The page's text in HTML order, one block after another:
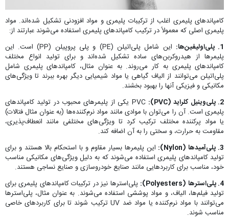
کامپاند‌های پلیمری اغلب از ترکیبات پلیمری و مواد افزودنی تشکیل شده‌اند. مواد
پلیمری اصلی که معمولاً در ترکیب کامپاند‌های پلیمری استفاده می‌شوند عبارتند از:
1. پلی‌اولیفین‌ها:
این شامل پلی‌اتیلن (PE) و پلی پروپیلن (PP) است. این
پلیمرها از هیدروکربن‌های ساده تشکیل شده‌اند و برای تولید انواع مختلف
کامپاند‌های پلیمری به کار می‌روند. به عنوان مثال، کامپاندهای پلیمری شامل
پلی‌اتیلن می‌توانند از الیاف گیاهی یا مواد شیمیایی دیگر بهره ببرند تا ویژگی‌های
مکانیکی و فیزیکی آنها را بهبود بخشند.
2. پلی‌وینیل کلراید (PVC):
PVC یکی از پلیمرهای محبوب در تولید کامپاند‌های
پلیمری است. آن را می‌توان با موادی مانند مواد نرم‌کننده‌ها (به عنوان مثال فتالات)
یا مواد پرکننده مختلف ترکیب کرد تا ویژگی‌های مختلفی مانند انعطاف‌پذیری،
مقاومت به حرارت، و سختی را به آن اضافه کند.
3. پلی‌آمیدها (Nylon):
این پلیمرها بسیار مقاوم و با استحکام بالا هستند و برای
تولید کامپاند‌های پلیمری استفاده می‌شوند که به دلیل ویژگی‌های مکانیکی مناسب
خود، مناسب برای کاربردهایی مانند صنایع خودروسازی و صنایع نساجی هستند.
4. پلی‌استرها (Polyesters):
پلی‌استرها نیز در ترکیبات کامپاند‌های پلیمری برای
تولید فیلم‌ها، الیاف، و مواد پوششی استفاده می‌شوند. به عنوان مثال، پلی‌استرها
می‌توانند با مواد نرم‌کننده یا مواد ضد UV ترکیب شوند تا برای کاربردهای خاصی
مناسب شوند.